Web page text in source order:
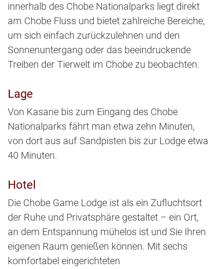
innerhalb des Chobe Nationalparks liegt direkt
am Chobe Fluss und bietet zahlreiche Bereiche,
um sich einfach zurückzulehnen und den
Sonnenuntergang oder das beeindruckende
Treiben der Tierwelt im Chobe zu beobachten.
Lage
Von Kasane bis zum Eingang des Chobe
Nationalparks fährt man etwa zehn Minuten,
von dort aus auf Sandpisten bis zur Lodge etwa
40 Minuten.
Hotel
Die Chobe Game Lodge ist als ein Zufluchtsort
der Ruhe und Privatsphäre gestaltet – ein Ort,
an dem Entspannung mühelos ist und Sie Ihren
eigenen Raum genießen können. Mit sechs
komfortabel eingerichteten